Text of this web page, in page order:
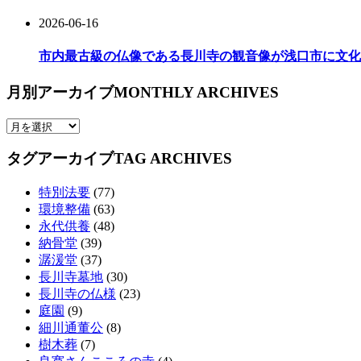
2026-06-16
市内最古級の仏像である長川寺の観音像が浅口市に文
月別アーカイブMONTHLY ARCHIVES
タグアーカイブTAG ARCHIVES
特別法要 (77)
環境整備 (63)
永代供養 (48)
納骨堂 (39)
潺湲堂 (37)
長川寺墓地 (30)
長川寺の仏様 (23)
庭園 (9)
細川通董公 (8)
樹木葬 (7)